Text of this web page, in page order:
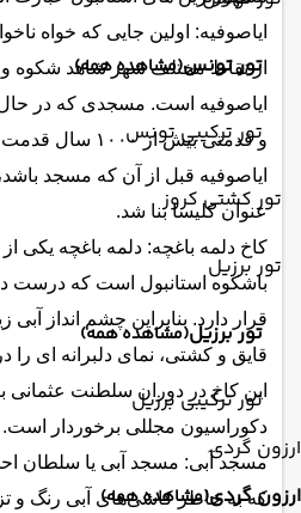
تور تونس(مشاهده همه)
تور ترکیبی تونس
تور کشتی کروز
تور برزیل
تور برزیل(مشاهده همه)
تور ترکیبی برزیل
ارزون گردی
ارزون گردی(مشاهده همه)
ایاصوفیه: اولین جایی که خواه
از نقاط مختلف شهر شاهد شکوه و
ایاصوفیه است. مسجدی که در
و قدمتی بیش از
ایاصوفیه قبل از آن که مسجد
عنوان کلیسا بنا شد.
کاخ دلمه باغچه: دلمه باغچه یکی
باشکوه استانبول است که درست
قرار دارد. بنابراین چشم انداز آبی
قایق و کشتی، نمای دلبرانه ای
این کاخ در دوران سلطنت عثمانی
دکوراسیون مجللی برخوردار است.
مسجد آبی: مسجد آبی یا سلطان
که به خاطر کاشی‌های آبی رنگ و